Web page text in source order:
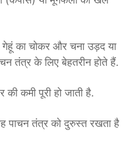
का चोकर और चना उड़द या
तंत्र के लिए बेहतरीन होते हैं.
कमी पूरी हो जाती है.
पाचन तंत्र को दुरुस्त रखता है